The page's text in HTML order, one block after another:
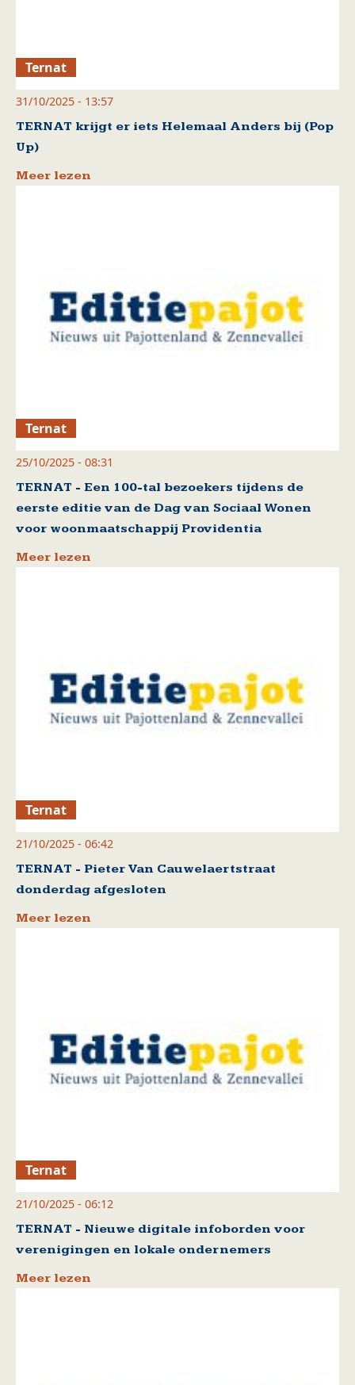
Ternat
31/10/2025 - 13:57
TERNAT krijgt er iets Helemaal Anders bij (Pop
Up)
Meer lezen
Ternat
25/10/2025 - 08:31
TERNAT - Een 100-tal bezoekers tijdens de
eerste editie van de Dag van Sociaal Wonen
voor woonmaatschappij Providentia
Meer lezen
Ternat
21/10/2025 - 06:42
TERNAT - Pieter Van Cauwelaertstraat
donderdag afgesloten
Meer lezen
Ternat
21/10/2025 - 06:12
TERNAT - Nieuwe digitale infoborden voor
verenigingen en lokale ondernemers
Meer lezen